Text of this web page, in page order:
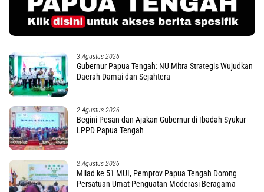
3 Agustus 2026
Gubernur Papua Tengah: NU Mitra Strategis Wujudkan
Daerah Damai dan Sejahtera
2 Agustus 2026
Begini Pesan dan Ajakan Gubernur di Ibadah Syukur
LPPD Papua Tengah
2 Agustus 2026
Milad ke 51 MUI, Pemprov Papua Tengah Dorong
Persatuan Umat-Penguatan Moderasi Beragama